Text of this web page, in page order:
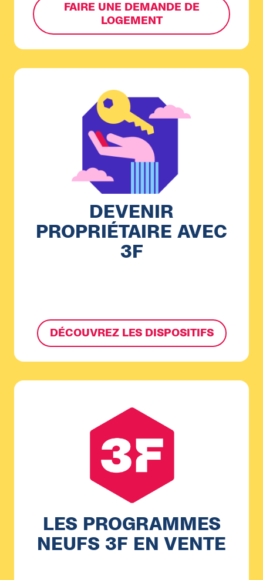
FAIRE UNE DEMANDE DE
LOGEMENT
DEVENIR
PROPRIÉTAIRE AVEC
3F
DÉCOUVREZ LES DISPOSITIFS
LES PROGRAMMES
NEUFS 3F EN VENTE